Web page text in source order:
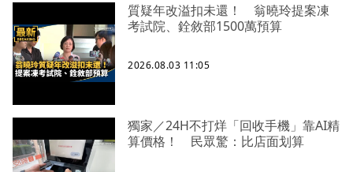
質疑年改溢扣未還！ 翁曉玲提案凍
考試院、銓敘部1500萬預算
2026.08.03 11:05
獨家／24H不打烊「回收手機」靠AI精
算價格！ 民眾驚：比店面划算